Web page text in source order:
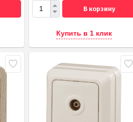
В корзину
Купить в 1 клик